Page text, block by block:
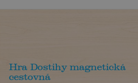
Hra Dostihy magnetická
cestovná